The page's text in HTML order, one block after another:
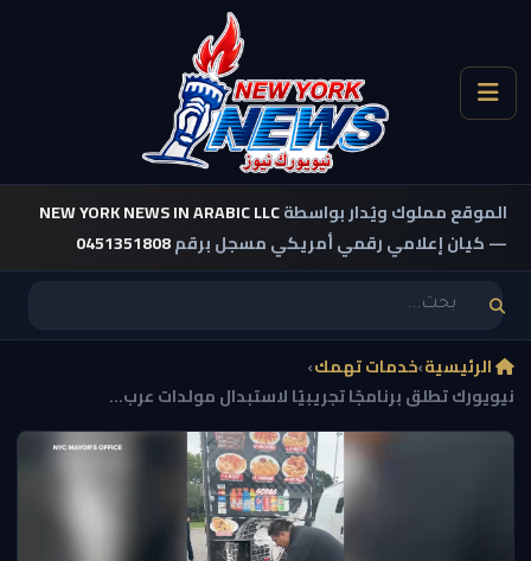
الموقع مملوك ويُدار بواسطةNEW YORK NEWS IN ARABIC LLC
— كيان إعلامي رقمي أمريكي مسجل برقم0451351808
الرئيسية›خدمات تهمك›
نيويورك تطلق برنامجًا تجريبيًا لاستبدال مولدات عرب...